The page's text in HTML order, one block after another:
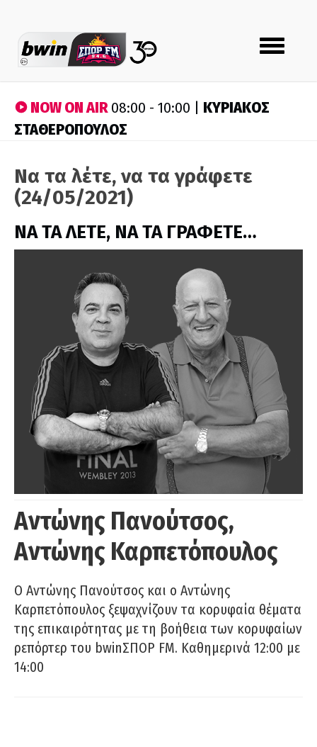
Toggle
navigation
NOW ON AIR08:00 - 10:00 | ΚΥΡΙΑΚΟΣ
ΣΤΑΘΕΡΟΠΟΥΛΟΣ
Να τα λέτε, να τα γράφετε
(24/05/2021)
ΝΑ ΤΑ ΛΕΤΕ, ΝΑ ΤΑ ΓΡΑΦΕΤΕ…
Αντώνης Πανούτσος,
Αντώνης Καρπετόπουλος
Ο Αντώνης Πανούτσος και ο Αντώνης
Καρπετόπουλος ξεψαχνίζουν τα κορυφαία θέματα
της επικαιρότητας με τη βοήθεια των κορυφαίων
ρεπόρτερ του bwinΣΠΟΡ FM. Καθημερινά 12:00 με
14:00